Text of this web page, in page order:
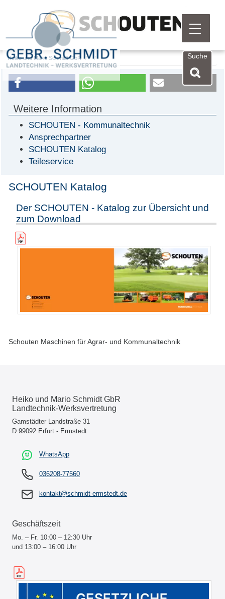
Menü
Suche
Heiko und Mario Schmidt GbR
Weitere Information
SCHOUTEN - Kommunaltechnik
Ansprechpartner
SCHOUTEN Katalog
Teileservice
SCHOUTEN Katalog
Der SCHOUTEN - Katalog zur Übersicht und
zum Download
Schouten Maschinen für Agrar- und Kommunaltechnik
Heiko und Mario Schmidt GbR
Landtechnik-Werksvertretung
Gamstädter Landstraße 31
D 99092 Erfurt - Ermstedt
WhatsApp
036208-77560
kontakt@schmidt-ermstedt.de
Geschäftszeit
Mo. – Fr. 10:00 – 12:30 Uhr
und 13:00 – 16:00 Uhr